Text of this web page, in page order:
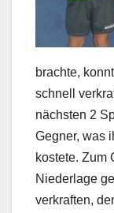
brachte,
schnell
nächsten 2
Gegner, was
kostete. Zum
Niederlage
verkraften,